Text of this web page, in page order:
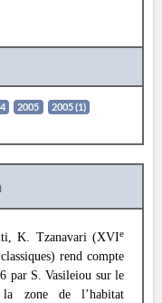
2005
2005 (1)
K. Tzanavari (XVIe
rend compte
par S. Vasileiou sur le
zone de l’habitat